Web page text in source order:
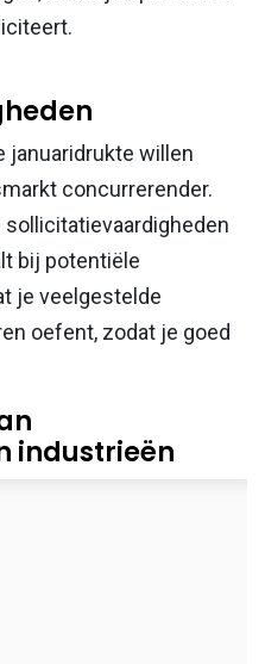
januaridrukte willen
concurrerender.
bij potentiële
je veelgestelde
oefent, zodat je goed
industrieën